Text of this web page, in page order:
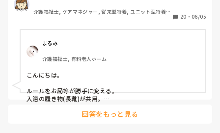
たとえ気に入らない職員がいたとしてもみんなの目に見える
行為なので、他の職員もいい思いをしないと思うので、特定
としてまかり通るのでしょうか?
連帯責任が強すぎる職場
働かない人のカバーが当たり前の職場
休みの日まで出勤がある職場
家でやってきてと平気で仕事を渡される職場
介護福祉士, ケアマネジャー, 従来型特養, ユニット型特養,
20 ・ 06/05
まるみ
介護福祉士, 有料老人ホーム
こんにちは。
ルールをお局等が勝手に変える。
入浴の履き物(長靴)が共用。
回答をもっと見る